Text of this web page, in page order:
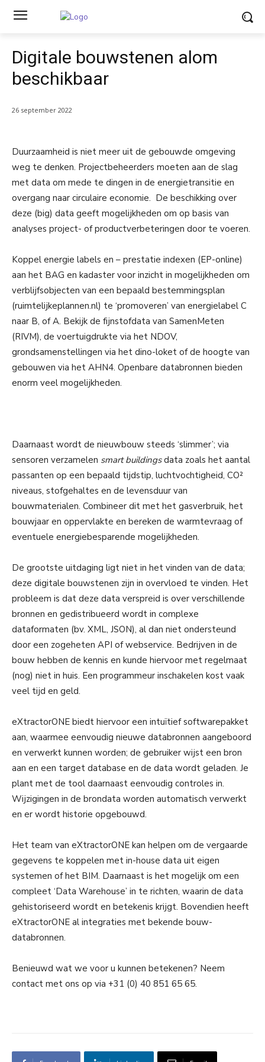
Digitale bouwstenen alom
beschikbaar
26 september 2022
Duurzaamheid is niet meer uit de gebouwde omgeving
weg te denken. Projectbeheerders moeten aan de slag
met data om mede te dingen in de energietransitie en
overgang naar circulaire economie. De beschikking over
deze (big) data geeft mogelijkheden om op basis van
analyses project- of productverbeteringen door te voeren.
Koppel energie labels en – prestatie indexen (EP-online)
aan het BAG en kadaster voor inzicht in mogelijkheden om
verblijfsobjecten van een bepaald bestemmingsplan
(ruimtelijkeplannen.nl) te ‘promoveren’ van energielabel C
naar B, of A. Bekijk de fijnstofdata van SamenMeten
(RIVM), de voertuigdrukte via het NDOV,
grondsamenstellingen via het dino-loket of de hoogte van
gebouwen via het AHN4. Openbare databronnen bieden
enorm veel mogelijkheden.
Daarnaast wordt de nieuwbouw steeds ‘slimmer’; via
sensoren verzamelen smart buildingsdata zoals het aantal
passanten op een bepaald tijdstip, luchtvochtigheid, CO²
niveaus, stofgehaltes en de levensduur van
bouwmaterialen. Combineer dit met het gasverbruik, het
bouwjaar en oppervlakte en bereken de warmtevraag of
eventuele energiebesparende mogelijkheden.
De grootste uitdaging ligt niet in het vinden van de data;
deze digitale bouwstenen zijn in overvloed te vinden. Het
probleem is dat deze data verspreid is over verschillende
bronnen en gedistribueerd wordt in complexe
dataformaten (bv. XML, JSON), al dan niet ondersteund
door een zogeheten API of webservice. Bedrijven in de
bouw hebben de kennis en kunde hiervoor met regelmaat
(nog) niet in huis. Een programmeur inschakelen kost vaak
veel tijd en geld.
eXtractorONE biedt hiervoor een intuïtief softwarepakket
aan, waarmee eenvoudig nieuwe databronnen aangeboord
en verwerkt kunnen worden; de gebruiker wijst een bron
aan en een target database en de data wordt geladen. Je
plant met de tool daarnaast eenvoudig controles in.
Wijzigingen in de brondata worden automatisch verwerkt
en er wordt historie opgebouwd.
Het team van eXtractorONE kan helpen om de vergaarde
gegevens te koppelen met in-house data uit eigen
systemen of het BIM. Daarnaast is het mogelijk om een
compleet ‘Data Warehouse’ in te richten, waarin de data
gehistoriseerd wordt en betekenis krijgt. Bovendien heeft
eXtractorONE al integraties met bekende bouw-
databronnen.
Benieuwd wat we voor u kunnen betekenen? Neem
contact met ons op via +31 (0) 40 851 65 65.